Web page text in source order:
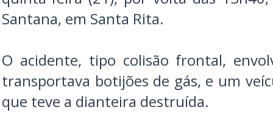
Santana, em Santa Rita.
O acidente, tipo colisão frontal,
transportava botijões de gás, e um
que teve a dianteira destruída.